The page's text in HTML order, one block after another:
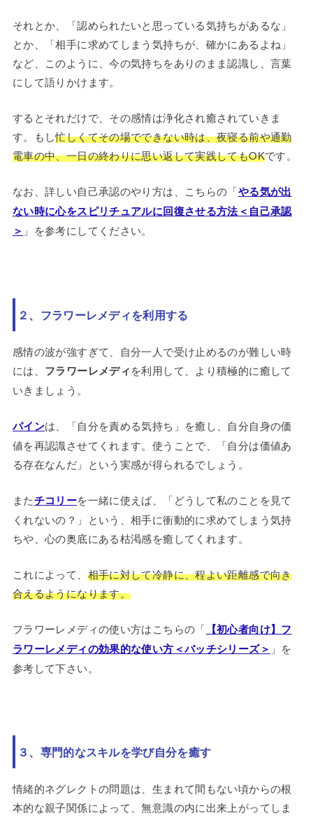
それとか、「認められたいと思っている気持ちがあるな」
とか、「相手に求めてしまう気持ちが、確かにあるよね」
など、このように、今の気持ちをありのまま認識し、言葉
にして語りかけます。
するとそれだけで、その感情は浄化され癒されていきま
す。もし忙しくてその場でできない時は、夜寝る前や通勤
電車の中、一日の終わりに思い返して実践してもOKです。
なお、詳しい自己承認のやり方は、こちらの「やる気が出
ない時に心をスピリチュアルに回復させる方法＜自己承認
＞ 」を参考にしてください。
２、フラワーレメディを利用する
感情の波が強すぎて、自分一人で受け止めるのが難しい時
には、 フラワーレメディを利用して、より積極的に癒して
いきましょう。
パインは、「自分を責める気持ち」を癒し、自分自身の価
値を再認識させてくれます。使うことで、「自分は価値あ
る存在なんだ」という実感が得られるでしょう。
またチコリーを一緒に使えば、「どうして私のことを見て
くれないの？」という、相手に衝動的に求めてしまう気持
ちや、心の奥底にある枯渇感を癒してくれます。
これによって、 相手に対して冷静に、程よい距離感で向き
合えるようになります。
フラワーレメディの使い方はこちらの「 【初心者向け】フ
ラワーレメディの効果的な使い方＜バッチシリーズ＞ 」を
参考して下さい。
３、専門的なスキルを学び自分を癒す
情緒的ネグレクトの問題は、生まれて間もない頃からの根
本的な親子関係によって、無意識の内に出来上がってしま